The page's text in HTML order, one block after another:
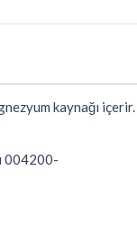
kaynağı içerir.
004200-